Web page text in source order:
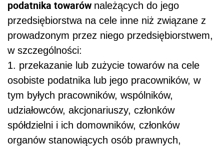
podatnika towarów należących do jego
przedsiębiorstwa na cele inne niż związane z
prowadzonym przez niego przedsiębiorstwem,
w szczególności:
1. przekazanie lub zużycie towarów na cele
osobiste podatnika lub jego pracowników, w
tym byłych pracowników, wspólników,
udziałowców, akcjonariuszy, członków
spółdzielni i ich domowników, członków
organów stanowiących osób prawnych,